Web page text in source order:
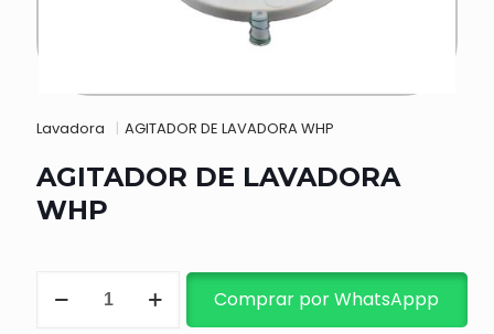
Lavadora AGITADOR DE LAVADORA WHP
AGITADOR DE LAVADORA
WHP
Comprar por WhatsAppp